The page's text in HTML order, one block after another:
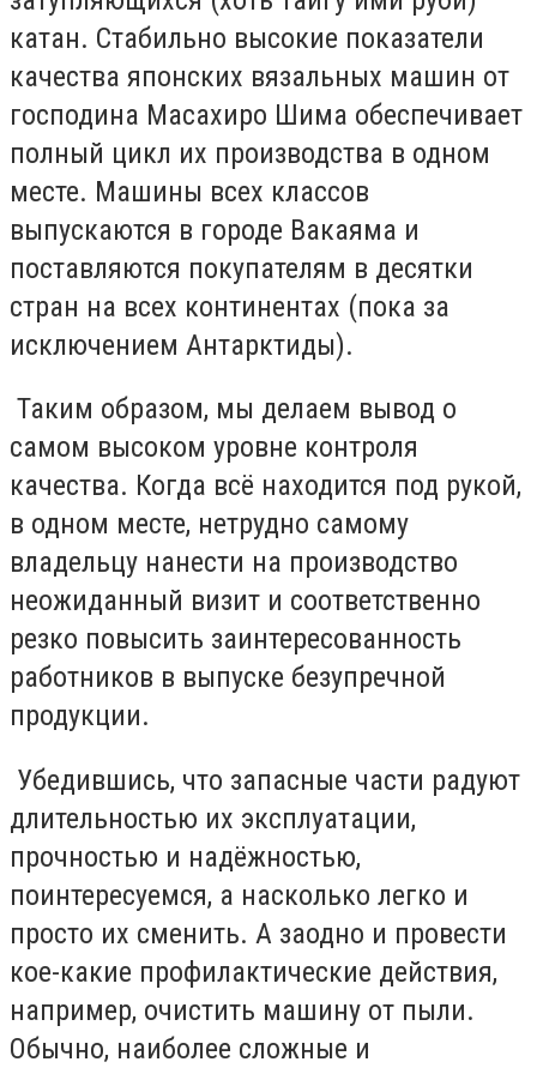
катан. Стабильно высокие показатели
качества японских вязальных машин от
господина Масахиро Шима обеспечивает
полный цикл их производства в одном
месте. Машины всех классов
выпускаются в городе Вакаяма и
поставляются покупателям в десятки
стран на всех континентах (пока за
исключением Антарктиды).
Таким образом, мы делаем вывод о
самом высоком уровне контроля
качества. Когда всё находится под рукой,
в одном месте, нетрудно самому
владельцу нанести на производство
неожиданный визит и соответственно
резко повысить заинтересованность
работников в выпуске безупречной
продукции.
Убедившись, что запасные части радуют
длительностью их эксплуатации,
прочностью и надёжностью,
поинтересуемся, а насколько легко и
просто их сменить. А заодно и провести
кое-какие профилактические действия,
например, очистить машину от пыли.
Обычно, наиболее сложные и